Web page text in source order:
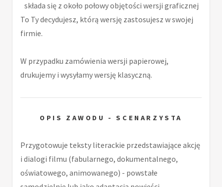
składa się z około połowy objętości wersji graficznej
To Ty decydujesz, którą wersję zastosujesz w swojej
firmie.
W przypadku zamówienia wersji papierowej,
drukujemy i wysyłamy wersję klasyczną.
OPIS ZAWODU - SCENARZYSTA
Przygotowuje teksty literackie przedstawiające akcję
i dialogi filmu (fabularnego, dokumentalnego,
oświatowego, animowanego) - powstałe